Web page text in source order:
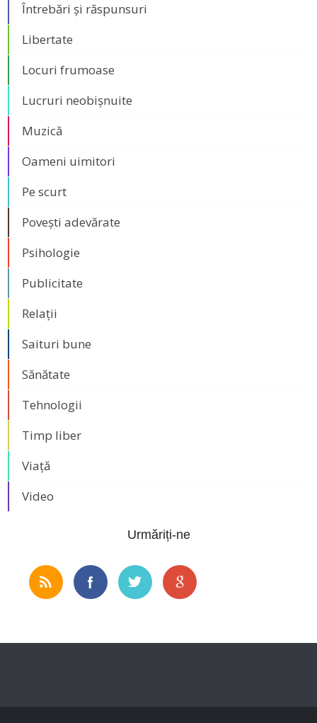
Întrebări și răspunsuri
Libertate
Locuri frumoase
Lucruri neobișnuite
Muzică
Oameni uimitori
Pe scurt
Povești adevărate
Psihologie
Publicitate
Relații
Saituri bune
Sănătate
Tehnologii
Timp liber
Viață
Video
Urmăriți-ne